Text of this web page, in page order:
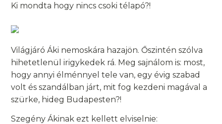
Ki mondta hogy nincs csoki télapó?!
Világjáró Áki nemoskára hazajön. Őszintén szólva
hihetetlenül irigykedek rá. Meg sajnálom is: most,
hogy annyi élménnyel tele van, egy évig szabad
volt és szandálban járt, mit fog kezdeni magával a
szürke, hideg Budapesten?!
Szegény Ákinak ezt kellett elviselnie: